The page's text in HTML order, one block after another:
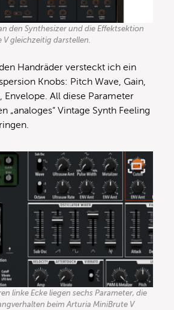
den Synthesizer und die Effektsektion
gleichzeitig darstellen.
Handräder versteckt ich ein
Knobs: Pitch Wave, Gain,
Envelope. All diese Parameter
„analoges“ Vintage Synth Feeling
linke Ecke liegen sechs Parameter, die
beim Arturia MiniBrute V